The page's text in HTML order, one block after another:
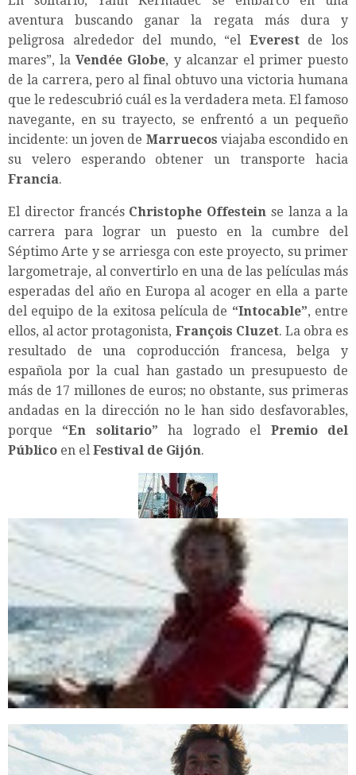
aventura buscando ganar la regata más dura y
peligrosa alrededor del mundo, “el Everestde los
mares”, laVendée Globe, y alcanzar el primer puesto
de la carrera, pero al final obtuvo una victoria humana
que le redescubrió cuál es la verdadera meta. El famoso
navegante, en su trayecto, se enfrentó a un pequeño
incidente: un joven de Marruecos viajaba escondido en
su velero esperando obtener un transporte hacia
Francia.
El director francés Christophe Offestein se lanza a la
carrera para lograr un puesto en la cumbre del
Séptimo Arte y se arriesga con este proyecto, su primer
largometraje, al convertirlo en una de las películas más
esperadas del año en Europa al acoger en ella a parte
del equipo de la exitosa película de “Intocable”, entre
ellos, al actor protagonista, François Cluzet. La obra es
resultado de una coproducción francesa, belga y
española por la cual han gastado un presupuesto de
más de 17 millones de euros; no obstante, sus primeras
andadas en la dirección no le han sido desfavorables,
porque “En solitario” ha logrado el Premio del
Público en el Festival de Gijón.